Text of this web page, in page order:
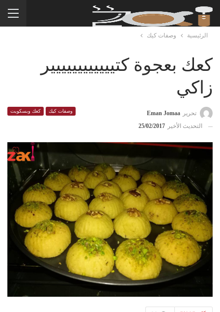
الرئيسية وصفات كيك
كعك بعجوة كتيييييييييييير
زاكي
وصفات كيك كعك وبسكويت تحرير
Eman Jomaa
التحديث الأخير
25/02/2017